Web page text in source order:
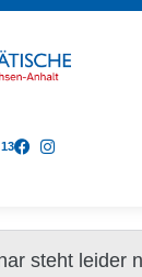
steht leider